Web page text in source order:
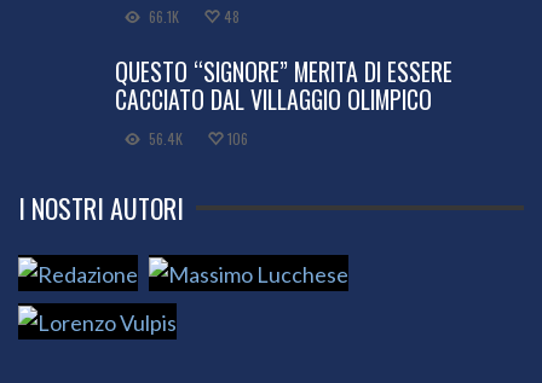
66.1K 48
QUESTO “SIGNORE” MERITA DI ESSERE
CACCIATO DAL VILLAGGIO OLIMPICO
56.4K 106
I NOSTRI AUTORI